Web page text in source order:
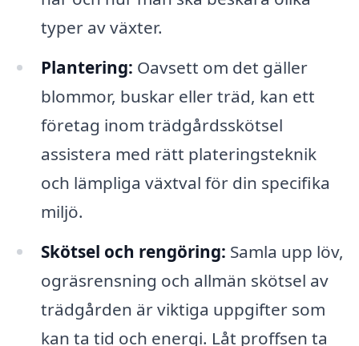
typer av växter.
Plantering: Oavsett om det gäller
blommor, buskar eller träd, kan ett
företag inom trädgårdsskötsel
assistera med rätt plateringsteknik
och lämpliga växtval för din specifika
miljö.
Skötsel och rengöring: Samla upp löv,
ogräsrensning och allmän skötsel av
trädgården är viktiga uppgifter som
kan ta tid och energi. Låt proffsen ta